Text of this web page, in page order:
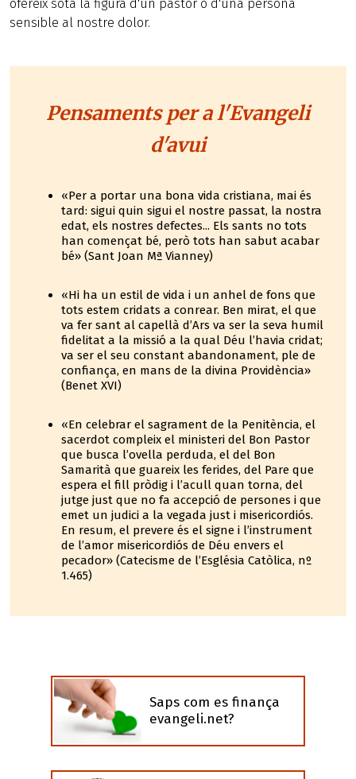
ofereix sota la figura d'un pastor o d'una persona
sensible al nostre dolor.
Pensaments per a l'Evangeli
d'avui
«Per a portar una bona vida cristiana, mai és
tard: sigui quin sigui el nostre passat, la nostra
edat, els nostres defectes... Els sants no tots
han començat bé, però tots han sabut acabar
bé» (Sant Joan Mª Vianney)
«Hi ha un estil de vida i un anhel de fons que
tots estem cridats a conrear. Ben mirat, el que
va fer sant al capellà d’Ars va ser la seva humil
fidelitat a la missió a la qual Déu l’havia cridat;
va ser el seu constant abandonament, ple de
confiança, en mans de la divina Providència»
(Benet XVI)
«En celebrar el sagrament de la Penitència, el
sacerdot compleix el ministeri del Bon Pastor
que busca l’ovella perduda, el del Bon
Samarità que guareix les ferides, del Pare que
espera el fill pròdig i l’acull quan torna, del
jutge just que no fa accepció de persones i que
emet un judici a la vegada just i misericordiós.
En resum, el prevere és el signe i l’instrument
de l’amor misericordiós de Déu envers el
pecador» (Catecisme de l’Església Catòlica, nº
1.465)
Saps com es finança
evangeli.net?